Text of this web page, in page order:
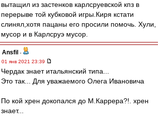
вытащил из застенков карлсруевской кпз в
перерыве той кубковой игры.Киря кстати
слинял,хотя пацаны его просили помочь. Хули,
мусор и в Карлсруэ мусор.
Ansfil -
01 янв 2021 23:39
Чердак знает итальянский типа...
Это так... Для уважаемого Олега Ивановича
По кой хрен докопался до М.Каррера?!. хрен
знает...